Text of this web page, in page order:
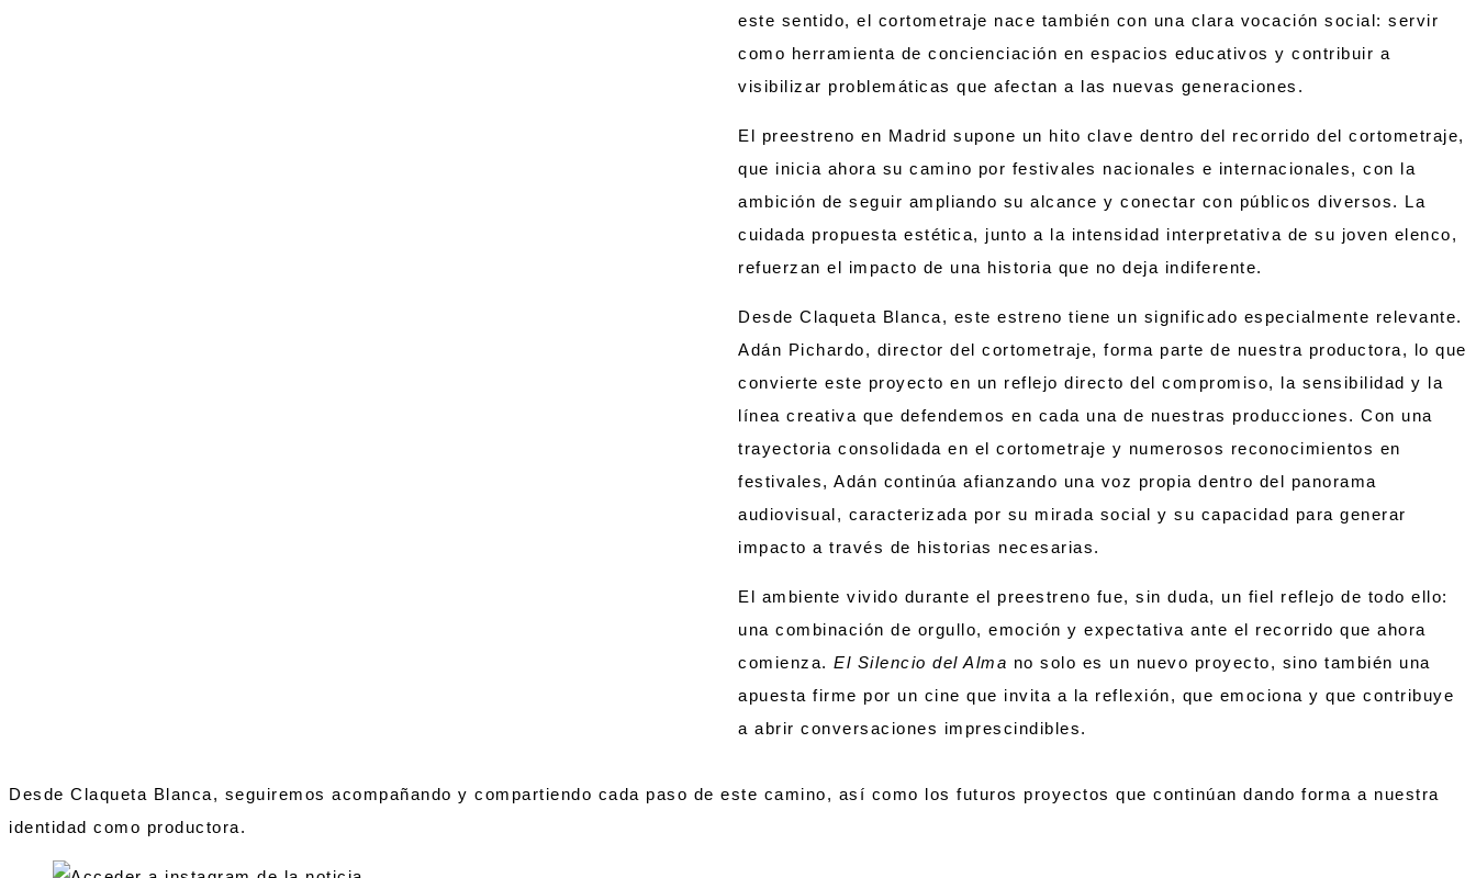
este sentido, el cortometraje nace también con una clara vocación social: servir
como herramienta de concienciación en espacios educativos y contribuir a
visibilizar problemáticas que afectan a las nuevas generaciones.
El preestreno en Madrid supone un hito clave dentro del recorrido del cortometraje,
que inicia ahora su camino por festivales nacionales e internacionales, con la
ambición de seguir ampliando su alcance y conectar con públicos diversos. La
cuidada propuesta estética, junto a la intensidad interpretativa de su joven elenco,
refuerzan el impacto de una historia que no deja indiferente.
Desde Claqueta Blanca, este estreno tiene un significado especialmente relevante.
Adán Pichardo, director del cortometraje, forma parte de nuestra productora, lo que
convierte este proyecto en un reflejo directo del compromiso, la sensibilidad y la
línea creativa que defendemos en cada una de nuestras producciones. Con una
trayectoria consolidada en el cortometraje y numerosos reconocimientos en
festivales, Adán continúa afianzando una voz propia dentro del panorama
audiovisual, caracterizada por su mirada social y su capacidad para generar
impacto a través de historias necesarias.
El ambiente vivido durante el preestreno fue, sin duda, un fiel reflejo de todo ello:
una combinación de orgullo, emoción y expectativa ante el recorrido que ahora
comienza. El Silencio del Alma no solo es un nuevo proyecto, sino también una
apuesta firme por un cine que invita a la reflexión, que emociona y que contribuye
a abrir conversaciones imprescindibles.
Desde Claqueta Blanca, seguiremos acompañando y compartiendo cada paso de este camino, así como los futuros proyectos que continúan dando forma a nuestra
identidad como productora.